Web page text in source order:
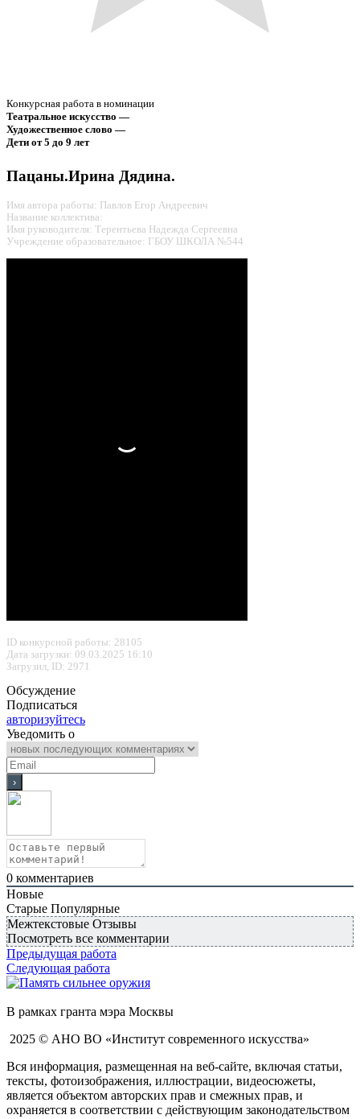
Конкурсная работа в номинации
Театральное искусство —
Художественное слово —
Дети от 5 до 9 лет
Пацаны.Ирина Дядина.
Имя автора работы: Павлов Егор Андреевич
Название коллектива:
Имя руководителя: Терентьева Надежда Сергеевна
Учреждение образовательное: ГБОУ ШКОЛА №544
ID конкурсной работы: 28105
Дата загрузки: 09.03.2025 16:10
Загрузил, ID: 2971
Обсуждение
Подписаться
авторизуйтесь
Уведомить о
0 комментариев
Новые
Старые Популярные
Межтекстовые Отзывы
Посмотреть все комментарии
Предыдущая работа
Следующая работа
В рамках гранта мэра Москвы
2025 © АНО ВО «Институт современного искусства»
Вся информация, размещенная на веб-сайте, включая статьи,
тексты, фотоизображения, иллюстрации, видеосюжеты,
является объектом авторских прав и смежных прав, и
охраняется в соответствии с действующим законодательством